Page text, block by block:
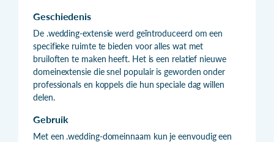
Geschiedenis
De .wedding-extensie werd geïntroduceerd om een
specifieke ruimte te bieden voor alles wat met
bruiloften te maken heeft. Het is een relatief nieuwe
domeinextensie die snel populair is geworden onder
professionals en koppels die hun speciale dag willen
delen.
Gebruik
Met een .wedding-domeinnaam kun je eenvoudig een